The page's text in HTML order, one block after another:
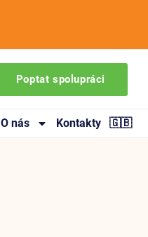
Poptat spolupráci
O nás Kontakty 🇬🇧